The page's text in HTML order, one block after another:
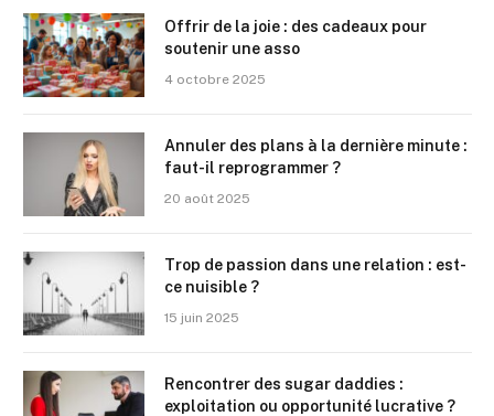
Offrir de la joie : des cadeaux pour
soutenir une asso
4 octobre 2025
Annuler des plans à la dernière minute :
faut-il reprogrammer ?
20 août 2025
Trop de passion dans une relation : est-
ce nuisible ?
15 juin 2025
Rencontrer des sugar daddies :
exploitation ou opportunité lucrative ?